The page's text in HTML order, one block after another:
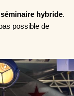
séminaire hybride.
possible de